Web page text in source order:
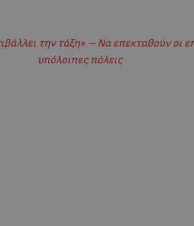
την τάξη» – Να επεκταθούν οι
υπόλοιπες πόλεις